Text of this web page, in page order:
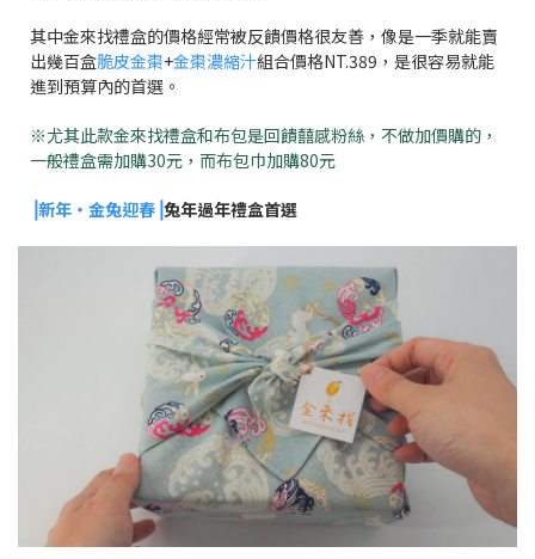
其中金來找禮盒的價格經常被反饋價格很友善，像是一季就能賣
出幾百盒脆皮金棗+金棗濃縮汁組合價格NT.389，是很容易就能
進到預算內的首選。
※尤其此款金來找禮盒和布包是回饋囍感粉絲，不做加價購的，
一般禮盒需加購30元，而布包巾加購80元
⎥新年・金兔迎春⎥兔年過年禮盒首選